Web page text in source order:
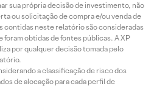
sua própria decisão de investimento, não
ou solicitação de compra e/ou venda de
contidas neste relatório são consideradas
foram obtidas de fontes públicas. A XP
por qualquer decisão tomada pelo
a classificação de risco dos
de alocação para cada perfil de